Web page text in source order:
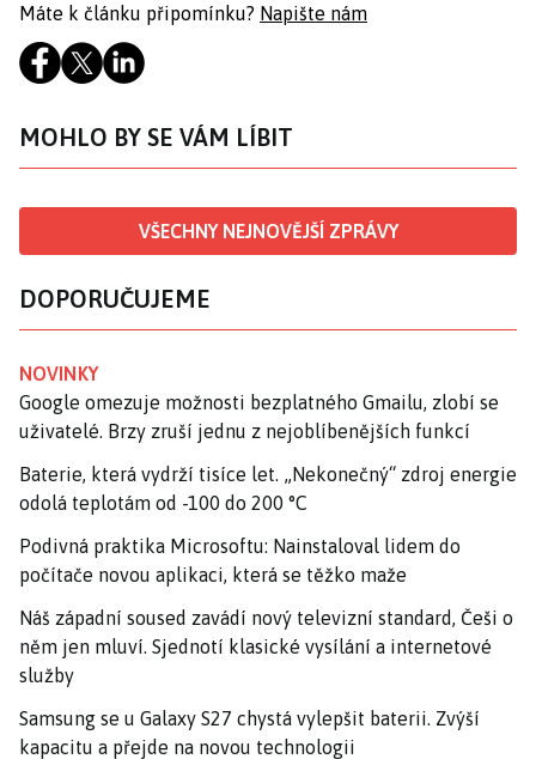
Máte k článku připomínku? Napište nám
MOHLO BY SE VÁM LÍBIT
VŠECHNY NEJNOVĚJŠÍ ZPRÁVY
DOPORUČUJEME
NOVINKY
Google omezuje možnosti bezplatného Gmailu, zlobí se
uživatelé. Brzy zruší jednu z nejoblíbenějších funkcí
Baterie, která vydrží tisíce let. „Nekonečný“ zdroj energie
odolá teplotám od -100 do 200 °C
Podivná praktika Microsoftu: Nainstaloval lidem do
počítače novou aplikaci, která se těžko maže
Náš západní soused zavádí nový televizní standard, Češi o
něm jen mluví. Sjednotí klasické vysílání a internetové
služby
Samsung se u Galaxy S27 chystá vylepšit baterii. Zvýší
kapacitu a přejde na novou technologii